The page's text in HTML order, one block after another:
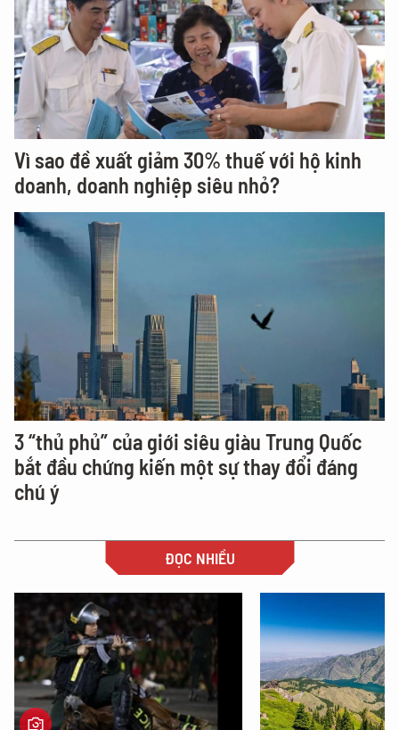
Vì sao đề xuất giảm 30% thuế với hộ kinh
doanh, doanh nghiệp siêu nhỏ?
3 “thủ phủ” của giới siêu giàu Trung Quốc
bắt đầu chứng kiến một sự thay đổi đáng
chú ý
ĐỌC NHIỀU